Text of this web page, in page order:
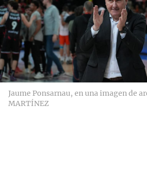
Jaume Ponsarnau, en una imagen de
MARTÍNEZ